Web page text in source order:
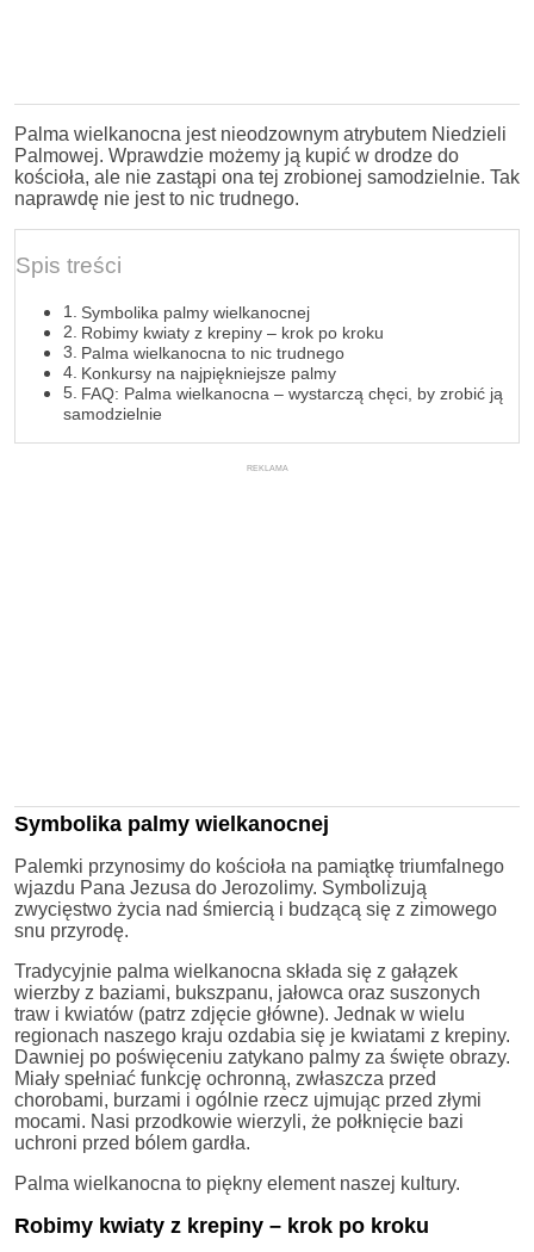
Palma wielkanocna jest nieodzownym atrybutem Niedzieli
Palmowej. Wprawdzie możemy ją kupić w drodze do
kościoła, ale nie zastąpi ona tej zrobionej samodzielnie. Tak
naprawdę nie jest to nic trudnego.
Spis treści
Symbolika palmy wielkanocnej
Robimy kwiaty z krepiny – krok po kroku
Palma wielkanocna to nic trudnego
Konkursy na najpiękniejsze palmy
FAQ: Palma wielkanocna – wystarczą chęci, by zrobić ją
samodzielnie
REKLAMA
Symbolika palmy wielkanocnej
Palemki przynosimy do kościoła na pamiątkę triumfalnego
wjazdu Pana Jezusa do Jerozolimy. Symbolizują
zwycięstwo życia nad śmiercią i budzącą się z zimowego
snu przyrodę.
Tradycyjnie palma wielkanocna składa się z gałązek
wierzby z baziami, bukszpanu, jałowca oraz suszonych
traw i kwiatów (patrz zdjęcie główne). Jednak w wielu
regionach naszego kraju ozdabia się je kwiatami z krepiny.
Dawniej po poświęceniu zatykano palmy za święte obrazy.
Miały spełniać funkcję ochronną, zwłaszcza przed
chorobami, burzami i ogólnie rzecz ujmując przed złymi
mocami. Nasi przodkowie wierzyli, że połknięcie bazi
uchroni przed bólem gardła.
Palma wielkanocna to piękny element naszej kultury.
Robimy kwiaty z krepiny – krok po kroku